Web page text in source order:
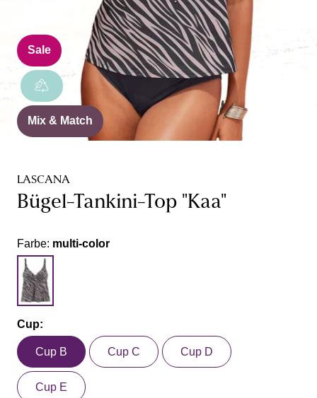
Sale
Mix & Match
LASCANA
Bügel-Tankini-Top "Kaa"
Farbe: multi-color
Cup:
Cup B Cup C Cup D
Cup E